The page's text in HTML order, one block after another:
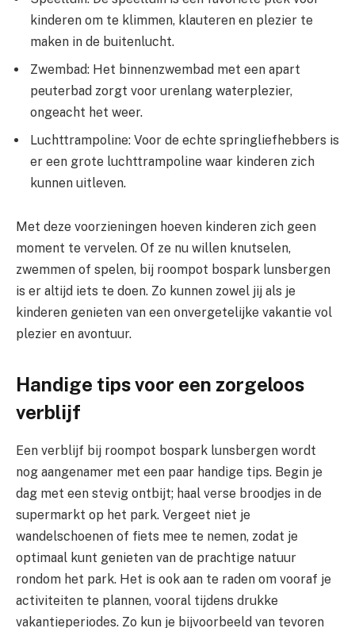
kinderen om te klimmen, klauteren en plezier te
maken in de buitenlucht.
Zwembad: Het binnenzwembad met een apart
peuterbad zorgt voor urenlang waterplezier,
ongeacht het weer.
Luchttrampoline: Voor de echte springliefhebbers is
er een grote luchttrampoline waar kinderen zich
kunnen uitleven.
Met deze voorzieningen hoeven kinderen zich geen
moment te vervelen. Of ze nu willen knutselen,
zwemmen of spelen, bij roompot bospark lunsbergen
is er altijd iets te doen. Zo kunnen zowel jij als je
kinderen genieten van een onvergetelijke vakantie vol
plezier en avontuur.
Handige tips voor een zorgeloos
verblijf
Een verblijf bij roompot bospark lunsbergen wordt
nog aangenamer met een paar handige tips. Begin je
dag met een stevig ontbijt; haal verse broodjes in de
supermarkt op het park. Vergeet niet je
wandelschoenen of fiets mee te nemen, zodat je
optimaal kunt genieten van de prachtige natuur
rondom het park. Het is ook aan te raden om vooraf je
activiteiten te plannen, vooral tijdens drukke
vakantieperiodes. Zo kun je bijvoorbeeld van tevoren